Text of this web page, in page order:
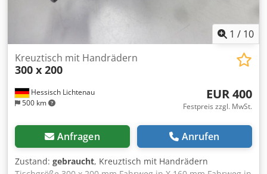
1 / 10
Hessisch Lichtenau
500 km
Kreuztisch mit Handrädern
300 x 200
EUR 400
Festpreis zzgl. MwSt.
Anfragen Anrufen
Zustand: gebraucht, Kreuztisch mit Handrädern